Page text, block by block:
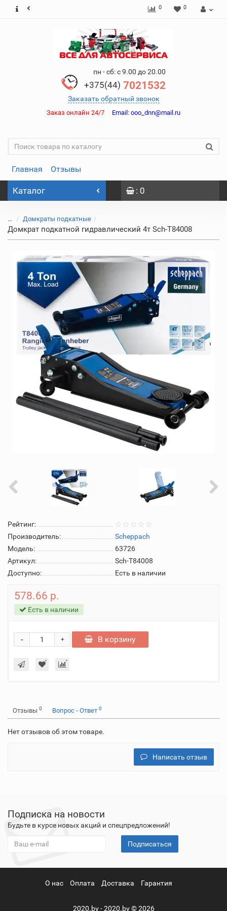
0 0
пн - сб: с 9.00 до 20.00
+375(44) 7021532
Заказать обратный звонок
Заказ онлайн 24/7 Email: ooo_dnn@mail.ru
Главная Отзывы
Каталог : 0
... Домкраты подкатные
Домкрат подкатной гидравлический 4т Sch-T84008
Рейтинг:
Производитель:
Scheppach
Модель:
63726
Артикул:
Sch-T84008
Доступно:
Есть в наличии
578.66 р.
Есть в наличии
+
- В корзину
Отзывы 0 Вопрос - Ответ 0
Нет отзывов об этом товаре.
Написать отзыв
Подписка на новости
Будьте в курсе новых акций и спецпредложений!
Подписаться
О нас Оплата Доставка Гарантия
2020.by - 2020.by © 2026